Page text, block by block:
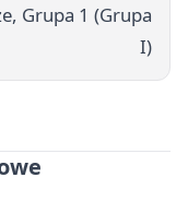
Grupa 1 (Grupa
I)